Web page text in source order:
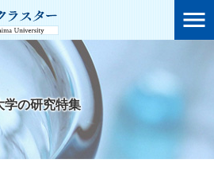

学の研究特集